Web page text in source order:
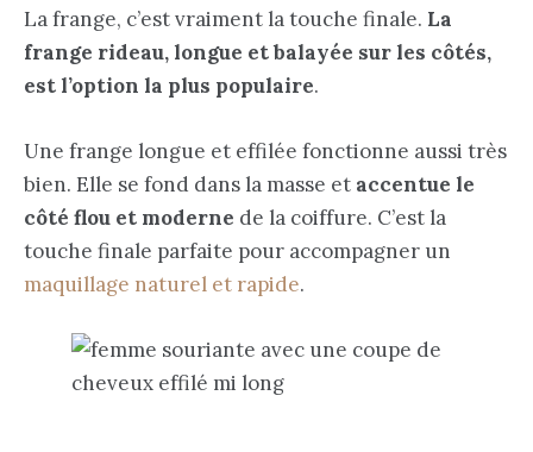
La frange, c’est vraiment la touche finale. La
frange rideau, longue et balayée sur les côtés,
est l’option la plus populaire.
Une frange longue et effilée fonctionne aussi très
bien. Elle se fond dans la masse et accentue le
côté flou et moderne de la coiffure. C’est la
touche finale parfaite pour accompagner un
maquillage naturel et rapide.